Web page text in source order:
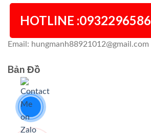
HOTLINE :0932296586
Email: hungmanh88921012@gmail.com
Bản Đồ